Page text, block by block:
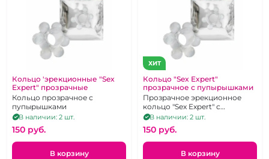
Кольцо 'эрекционные "Sex
Expert" прозрачные
Кольцо прозрачное с
пупырышками
В наличии: 2 шт.
150 pуб.
В корзину
ХИТ
Кольцо "Sex Expert"
прозрачное с пупырышками
Прозрачное эрекционное
кольцо "Sex Expert" с
пупырыками
В наличии: 2 шт.
150 pуб.
В корзину